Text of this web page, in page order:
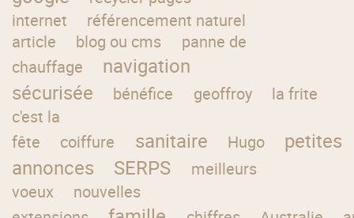
internet
référencement naturel
article
blog ou cms
panne de
chauffage
navigation
sécurisée
bénéfice geoffroy
la frite
c'est la
fête
coiffure sanitaire Hugo
petites
annonces
SERPS
meilleurs
voeux
nouvelles